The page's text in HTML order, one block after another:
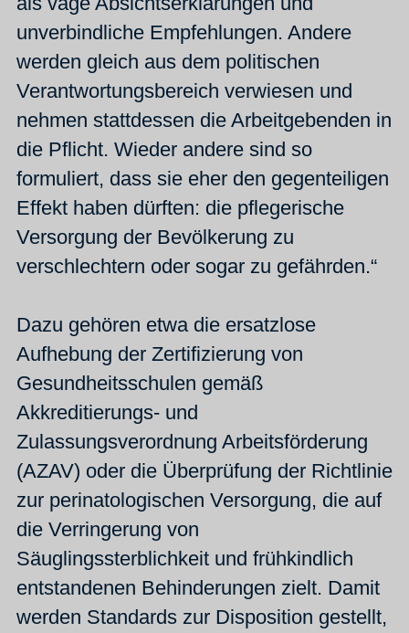
unverbindliche Empfehlungen. Andere
werden gleich aus dem politischen
Verantwortungsbereich verwiesen und
nehmen stattdessen die Arbeitgebenden in
die Pflicht. Wieder andere sind so
formuliert, dass sie eher den gegenteiligen
Effekt haben dürften: die pflegerische
Versorgung der Bevölkerung zu
verschlechtern oder sogar zu gefährden.“
Dazu gehören etwa die ersatzlose
Aufhebung der Zertifizierung von
Gesundheitsschulen gemäß
Akkreditierungs- und
Zulassungsverordnung Arbeitsförderung
(AZAV) oder die Überprüfung der Richtlinie
zur perinatologischen Versorgung, die auf
die Verringerung von
Säuglingssterblichkeit und frühkindlich
entstandenen Behinderungen zielt. Damit
werden Standards zur Disposition gestellt,